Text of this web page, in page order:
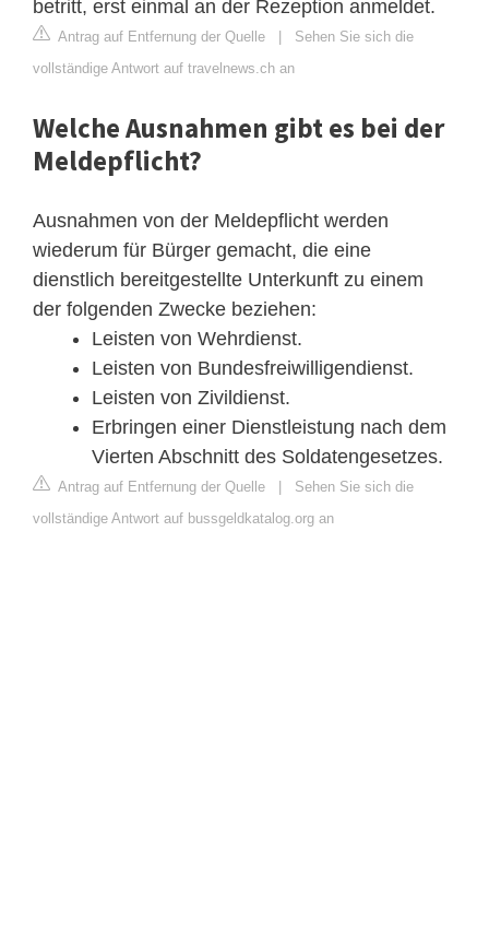
betritt, erst einmal an der Rezeption anmeldet.
Antrag auf Entfernung der Quelle | Sehen Sie sich die
vollständige Antwort auf travelnews.ch an
Welche Ausnahmen gibt es bei der
Meldepflicht?
Ausnahmen von der Meldepflicht werden
wiederum für Bürger gemacht, die eine
dienstlich bereitgestellte Unterkunft zu einem
der folgenden Zwecke beziehen:
Leisten von Wehrdienst.
Leisten von Bundesfreiwilligendienst.
Leisten von Zivildienst.
Erbringen einer Dienstleistung nach dem
Vierten Abschnitt des Soldatengesetzes.
Antrag auf Entfernung der Quelle | Sehen Sie sich die
vollständige Antwort auf bussgeldkatalog.org an